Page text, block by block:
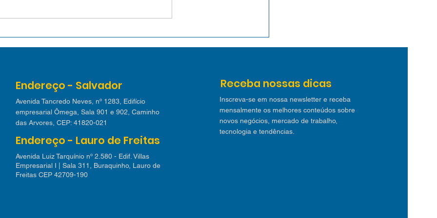
assistir aos jogos
sem parar sua
Abrir empresa em casa
pode estar colocando
novos empreendedores
cometem em 2026
Endereço - Salvador
Avenida Tancredo Neves, nº 1283, Edifício
empresarial Ômega, Sala 901 e 902, Caminho
das Arvores, CEP: 41820-021
Endereço - Lauro de Freitas
Avenida Luiz Tarquínio nº 2.580 - Edif. Villas
Empresarial I | Sala 311, Buraquinho, Lauro de
Freitas CEP 42709-190​
Receba nossas dicas
Inscreva-se em nossa newsletter e receba
mensalmente os melhores conteúdos sobre
novos negócios, mercado de trabalho,
tecnologia e tendências.